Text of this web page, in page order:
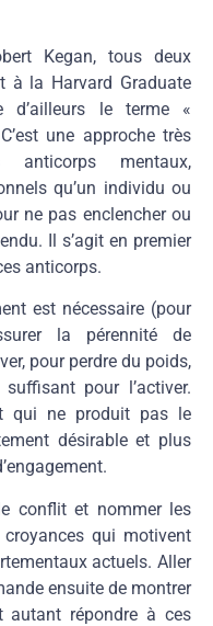
Kegan, tous deux
à la Harvard Graduate
d’ailleurs le terme «
une approche très
mentaux,
qu’un individu ou
ne pas enclencher ou
Il s’agit en premier
anticorps.
est nécessaire (pour
la pérennité de
pour perdre du poids,
pour l’activer.
qui ne produit pas le
désirable et plus
conflit et nommer les
qui motivent
actuels. Aller
ensuite de montrer
autant répondre à ces